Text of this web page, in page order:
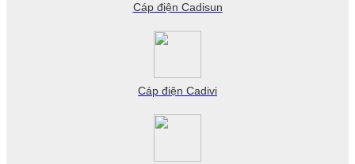
Cáp điện Cadisun
Cáp điện Cadivi